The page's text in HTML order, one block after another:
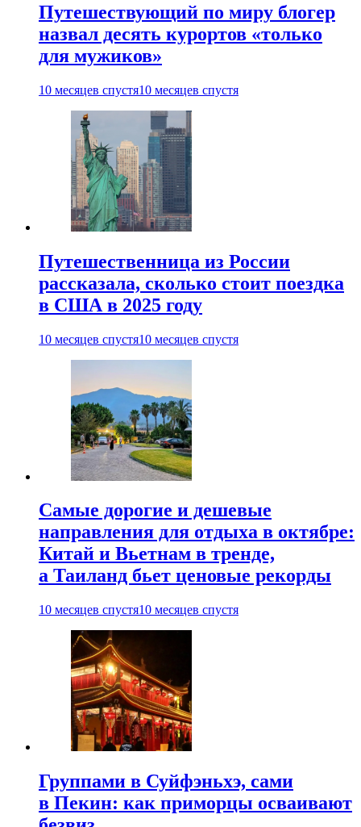
Путешествующий по миру блогер
назвал десять курортов «только
для мужиков»
10 месяцев спустя10 месяцев спустя
Путешественница из России
рассказала, сколько стоит поездка
в США в 2025 году
10 месяцев спустя10 месяцев спустя
Самые дорогие и дешевые
направления для отдыха в октябре:
Китай и Вьетнам в тренде,
а Таиланд бьет ценовые рекорды
10 месяцев спустя10 месяцев спустя
Группами в Суйфэньхэ, сами
в Пекин: как приморцы осваивают